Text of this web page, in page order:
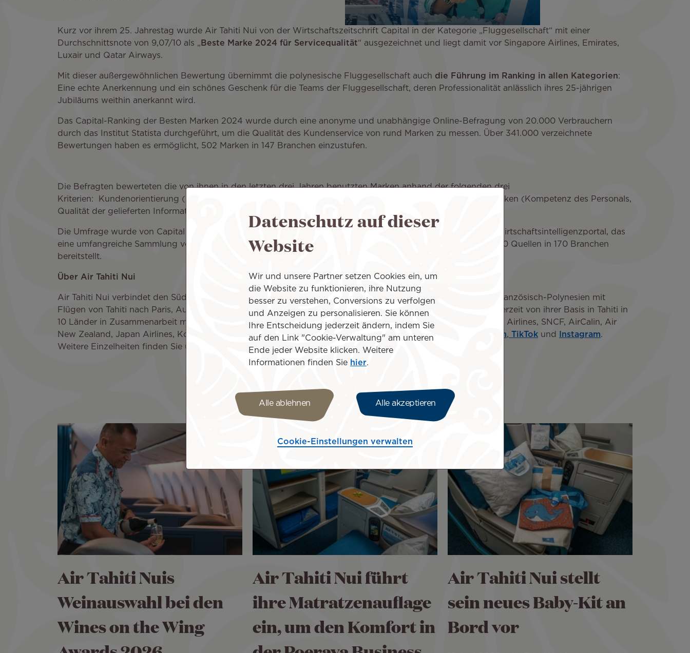
Kurz vor ihrem 25. Jahrestag wurde Air Tahiti Nui von der Wirtschaftszeitschrift Capital in der Kategorie „Fluggesellschaft“ mit einer
Durchschnittsnote von 9,07/10 als „ Beste Marke 2024 für Servicequalität“ ausgezeichnet und liegt damit vor Singapore Airlines, Emirates,
Luxair und Qatar Airways.
Mit dieser außergewöhnlichen Bewertung übernimmt die polynesische Fluggesellschaft auch die Führung im Ranking in allen Kategorien:
Eine echte Anerkennung und ein schönes Geschenk für die Teams der Fluggesellschaft, deren Professionalität anlässlich ihres 25-jährigen
Jubiläums weithin anerkannt wird.
Das Capital-Ranking der Besten Marken 2024 wurde durch eine anonyme und unabhängige Online-Befragung von 20.000 Verbrauchern
durch das Institut Statista durchgeführt, um die Qualität des Kundenservice von rund Marken zu messen. Über 341.000 verzeichnete
Bewertungen haben es ermöglicht, 502 Marken in 147 Branchen einzustufen.
Die Befragten bewerteten die von ihnen in den letzten drei Jahren benutzten Marken anhand der folgenden drei
Kriterien:
Kundenorientierung (Qualität des Empfangs, schnelle Kontaktaufnahme), Kompetenzniveau der Marken (Kompetenz des Personals,
Qualität der gelieferten Informationen) und ihre Bereitschaft, die Marke weiterzuempfehlen.
Die Umfrage wurde von Capital in Zusammenarbeit mit Statista R durchgeführt, dem führenden Daten- und Wirtschaftsintelligenzportal, das
eine umfangreiche Sammlung von Statistiken, Berichten und Informationen zu über 80.000 Themen aus 22.500 Quellen in 170 Branchen
bereitstellt.
Über Air Tahiti Nui
Air Tahiti Nui verbindet den Südpazifik mit vier Kontinenten und ist die bedeutendste Fluggesellschaft nach Französisch-Polynesien mit
Flügen von Tahiti nach Paris, Auckland, Tokio, Los Angeles. Air Tahiti Nui hat ihren Sitz in Papeete und fliegt derzeit von ihrer Basis in Tahiti in
10 Länder in Zusammenarbeit mit einer Reihe von Codeshare-Partnern, insbesondere Alaska Airlines, American Airlines, SNCF, AirCalin, Air
New Zealand, Japan Airlines, Korean Air und Qantas. Folgen Sie Air Tahiti Nui aufFacebook, Linkedin, TikTok und Instagram.
Weitere Einzelheiten finden Sie unter
www.airtahitinui.com .
Air Tahiti Nuis
Weinauswahl bei den
Wines on the Wing
Air Tahiti Nui führt
ihre Matratzenauflage
ein, um den Komfort in
Air Tahiti Nui stellt
sein neues Baby-Kit an
Bord vor
Datenschutz auf dieser
Website
Wir und unsere Partner setzen Cookies ein, um
die Website zu funktionieren, ihre Nutzung
besser zu verstehen, Conversions zu verfolgen
und Anzeigen zu personalisieren. Sie können
Ihre Entscheidung jederzeit ändern, indem Sie
auf den Link "Cookie-Verwaltung" am unteren
Ende jeder Website klicken. Weitere
Informationen finden Sie hier.
Alle ablehnen Alle akzeptieren
Cookie-Einstellungen verwalten